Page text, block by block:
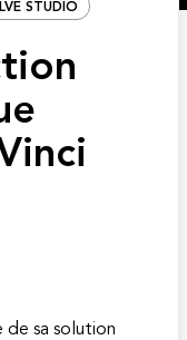
STUDIO
de sa solution